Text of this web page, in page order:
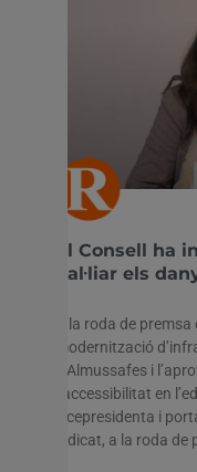
El Consell ha
pal·liar els
A la roda de
modernització
d’Almussafes i
l’accessibilitat en
vicepresidenta i
indicat, a la roda